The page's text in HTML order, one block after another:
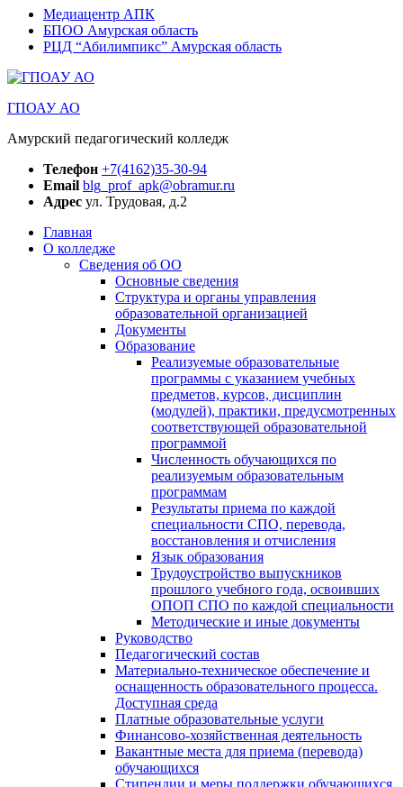
Медиацентр АПК
БПОО Амурская область
РЦД “Абилимпикс” Амурская область
ГПОАУ АО
Амурский педагогический колледж
Телефон +7(4162)35-30-94
Email blg_prof_apk@obramur.ru
Адрес ул. Трудовая, д.2
Главная
О колледже
Сведения об ОО
Основные сведения
Структура и органы управления
образовательной организацией
Документы
Образование
Реализуемые образовательные
программы с указанием учебных
предметов, курсов, дисциплин
(модулей), практики, предусмотренных
соответствующей образовательной
программой
Численность обучающихся по
реализуемым образовательным
программам
Результаты приема по каждой
специальности СПО, перевода,
восстановления и отчисления
Язык образования
Трудоустройство выпускников
прошлого учебного года, освоивших
ОПОП СПО по каждой специальности
Методические и иные документы
Руководство
Педагогический состав
Материально-техническое обеспечение и
оснащенность образовательного процесса.
Доступная среда
Платные образовательные услуги
Финансово-хозяйственная деятельность
Вакантные места для приема (перевода)
обучающихся
Стипендии и меры поддержки обучающихся